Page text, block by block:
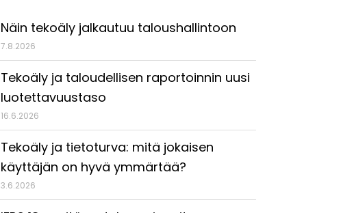
Näin tekoäly jalkautuu taloushallintoon
7.8.2026
Tekoäly ja taloudellisen raportoinnin uusi
luotettavuustaso
16.6.2026
Tekoäly ja tietoturva: mitä jokaisen
käyttäjän on hyvä ymmärtää?
3.6.2026